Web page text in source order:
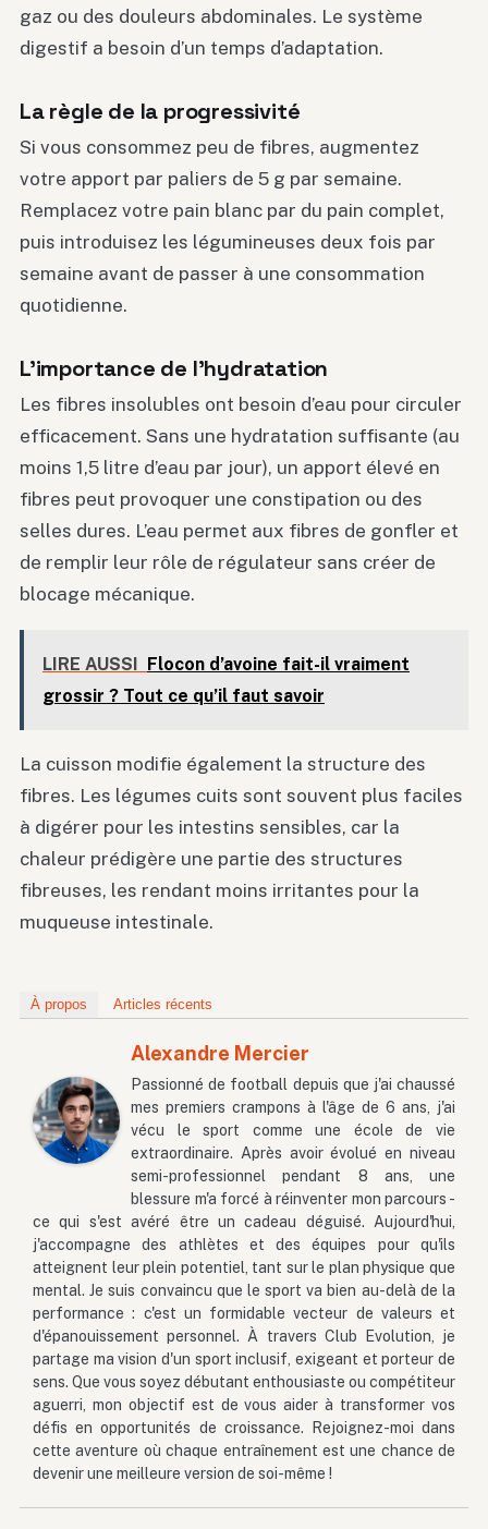
gaz ou des douleurs abdominales. Le système
digestif a besoin d’un temps d’adaptation.
La règle de la progressivité
Si vous consommez peu de fibres, augmentez
votre apport par paliers de 5 g par semaine.
Remplacez votre pain blanc par du pain complet,
puis introduisez les légumineuses deux fois par
semaine avant de passer à une consommation
quotidienne.
L’importance de l’hydratation
Les fibres insolubles ont besoin d’eau pour circuler
efficacement. Sans une hydratation suffisante (au
moins 1,5 litre d’eau par jour), un apport élevé en
fibres peut provoquer une constipation ou des
selles dures. L’eau permet aux fibres de gonfler et
de remplir leur rôle de régulateur sans créer de
blocage mécanique.
LIRE AUSSI Flocon d’avoine fait-il vraiment
grossir ? Tout ce qu’il faut savoir
La cuisson modifie également la structure des
fibres. Les légumes cuits sont souvent plus faciles
à digérer pour les intestins sensibles, car la
chaleur prédigère une partie des structures
fibreuses, les rendant moins irritantes pour la
muqueuse intestinale.
À propos Articles récents
Alexandre Mercier
Passionné de football depuis que j'ai chaussé
mes premiers crampons à l'âge de 6 ans, j'ai
vécu le sport comme une école de vie
extraordinaire. Après avoir évolué en niveau
semi-professionnel pendant 8 ans, une
blessure m'a forcé à réinventer mon parcours -
ce qui s'est avéré être un cadeau déguisé. Aujourd'hui,
j'accompagne des athlètes et des équipes pour qu'ils
atteignent leur plein potentiel, tant sur le plan physique que
mental. Je suis convaincu que le sport va bien au-delà de la
performance : c'est un formidable vecteur de valeurs et
d'épanouissement personnel. À travers Club Evolution, je
partage ma vision d'un sport inclusif, exigeant et porteur de
sens. Que vous soyez débutant enthousiaste ou compétiteur
aguerri, mon objectif est de vous aider à transformer vos
défis en opportunités de croissance. Rejoignez-moi dans
cette aventure où chaque entraînement est une chance de
devenir une meilleure version de soi-même !